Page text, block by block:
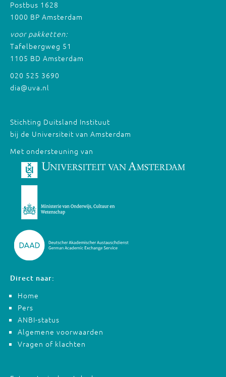
Postbus 1628
1000 BP Amsterdam
voor pakketten:
Tafelbergweg 51
1105 BD Amsterdam
020 525 3690
dia@uva.nl
Stichting Duitsland Instituut
bij de Universiteit van Amsterdam
Met ondersteuning van
Direct naar:
Home
Pers
ANBI-status
Algemene voorwaarden
Vragen of klachten